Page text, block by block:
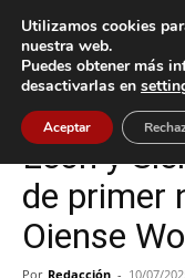
Inicio Deportes
Deportes Oia
León y
de primer
Oiense
Por Redacción - 10/07/
Utilizamos cookies
nuestra web.
Puedes obtener más
desactivarlas en
Aceptar